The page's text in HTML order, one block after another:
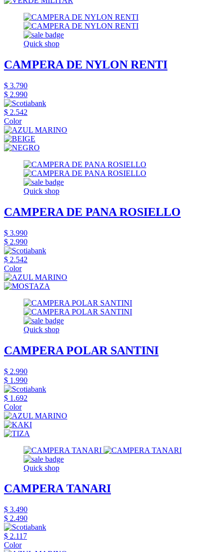
Quick shop
CAMPERA DE NYLON RENTI
$ 3.790
$ 2.990
$ 2.542
Color
Quick shop
CAMPERA DE PANA ROSIELLO
$ 3.990
$ 2.990
$ 2.542
Color
Quick shop
CAMPERA POLAR SANTINI
$ 2.990
$ 1.990
$ 1.692
Color
Quick shop
CAMPERA TANARI
$ 3.490
$ 2.490
$ 2.117
Color